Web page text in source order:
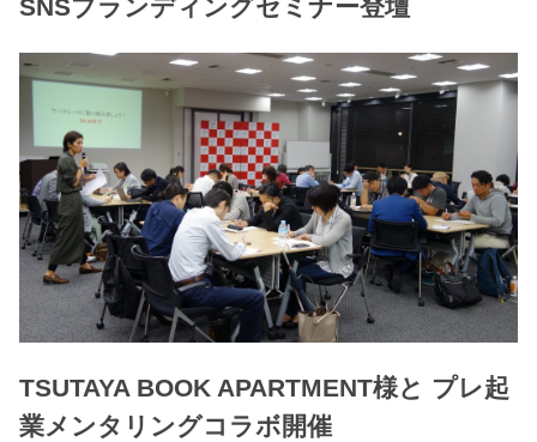
SNSブランディングセミナー登壇
TSUTAYA BOOK APARTMENT様と プレ起
業メンタリングコラボ開催